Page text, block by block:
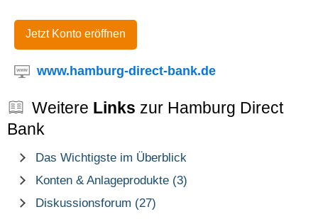
Jetzt Konto eröffnen
www.hamburg-direct-bank.de
Weitere Links zur Hamburg Direct
Bank
Das Wichtigste im Überblick
Konten & Anlageprodukte (3)
Diskussionsforum (27)